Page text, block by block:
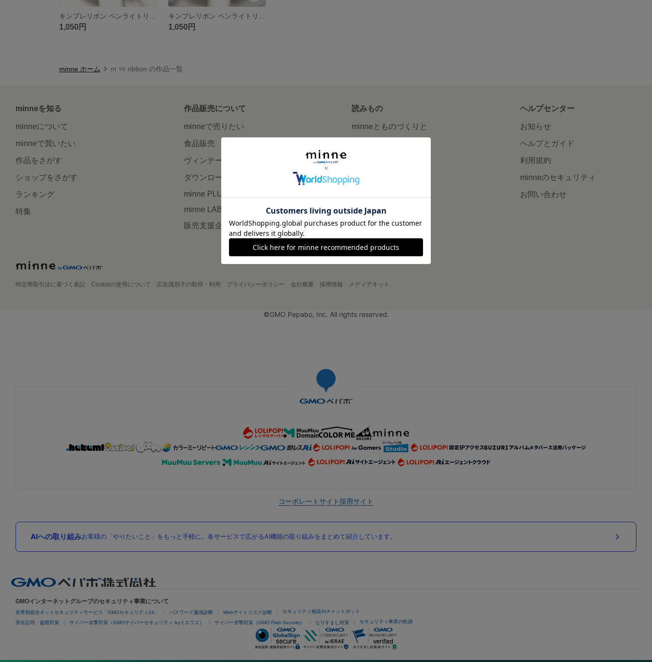
1,050円 1,050円
minne ホーム ｍ ୨୧ ribbon の作品一覧
minneを知る
minneについて
minneで買いたい
作品をさがす
ショップをさがす
ランキング
特集
作品販売について
minneで売りたい
食品販売
ヴィンテージ販売
ダウンロード販売
minne PLUS
minne LAB
販売支援企画・イベント
読みもの
minneとものづくりと
minneの本
広告出稿について
ヘルプセンター
お知らせ
ヘルプとガイド
利用規約
minneのセキュリティ
お問い合わせ
特定商取引法に基づく表記 Cookieの使用について 広告識別子の取得・利用 プライバシーポリシー 会社概要 採用情報 メディアキット
©GMO Pepabo, Inc. All rights reserved.
コーポレートサイト採用サイト
AIへの取り組みお客様の「やりたいこと」をもっと手軽に。各サービスで広がるAI機能の取り組みをまとめて紹介しています。
GMOインターネットグループのセキュリティ事業について
世界初総合ネットセキュリティサービス「GMOセキュリティ24」 パスワード漏洩診断 Webサイトリスク診断 セキュリティ相談AIチャットボット
実在証明・盗聴対策 サイバー攻撃対策（GMOサイバーセキュリティ byイエラエ） サイバー攻撃対策（GMO Flatt Security） なりすまし対策 セキュリティ事業の軌跡